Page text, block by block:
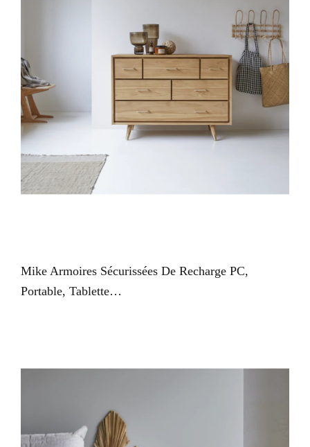
Mike Armoires Sécurissées De Recharge PC,
Portable, Tablette…